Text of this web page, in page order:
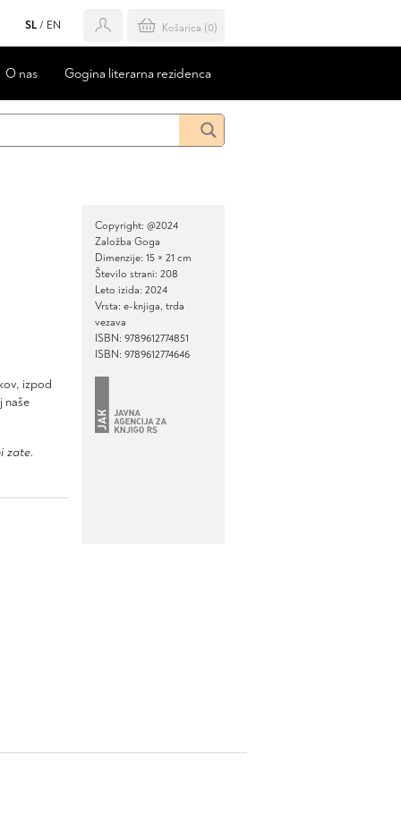
SL / EN Košarica (0)
O nas Gogina literarna rezidenca
izpod
naše
zate.
Copyright: @2024
Založba Goga
Dimenzije: 15 × 21 cm
Število strani: 208
Leto izida: 2024
Vrsta: e-knjiga, trda
vezava
ISBN: 9789612774851
ISBN: 9789612774646